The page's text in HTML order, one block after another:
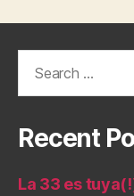
Recent
La 33 es